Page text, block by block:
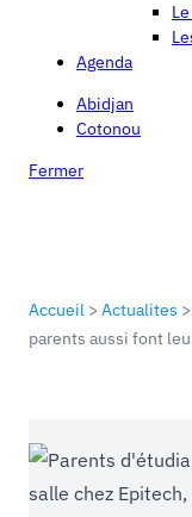
Agenda
Abidjan
Cotonou
Fermer
Accueil > Actualites >
parents aussi font